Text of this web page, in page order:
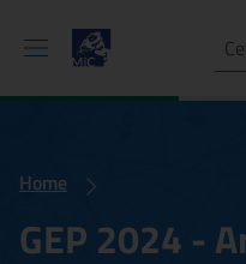
Home
GEP 2024 -